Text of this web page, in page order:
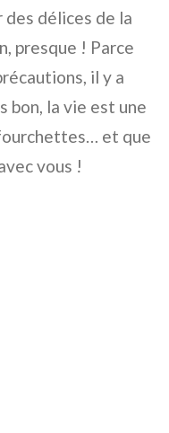
délices de la
presque ! Parce
il y a
bon, la vie est une
et que
vous !